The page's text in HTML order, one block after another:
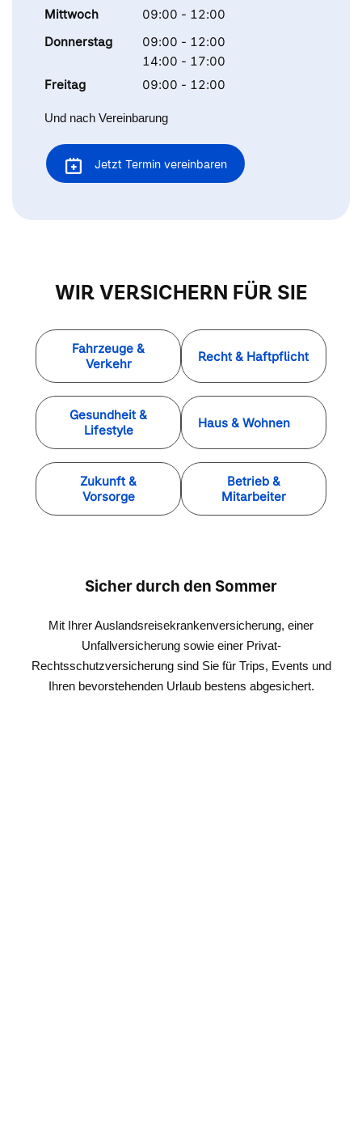
Mittwoch
09:00 - 12:00
Donnerstag
09:00 - 12:00
14:00 - 17:00
Freitag
09:00 - 12:00
Und nach Vereinbarung
Jetzt Termin vereinbaren
WIR VERSICHERN FÜR SIE
Fahrzeuge &
Verkehr
Recht & Haftpflicht
Gesundheit &
Lifestyle
Haus & Wohnen
Zukunft &
Vorsorge
Betrieb &
Mitarbeiter
Sicher durch den Sommer
Mit Ihrer Auslandsreisekrankenversicherung, einer
Unfallversicherung sowie einer Privat-
Rechtsschutzversicherung sind Sie für Trips, Events und
Ihren bevorstehenden Urlaub bestens abgesichert.